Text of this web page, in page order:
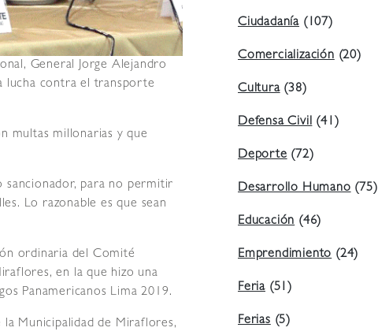
General Jorge Alejandro
lucha contra el transporte
multas millonarias y que
para no permitir
Lo razonable es que sean
ordinaria del Comité
en la que hizo una
Panamericanos Lima 2019.
Municipalidad de Miraflores,
Ciudadanía (107)
Comercialización(20)
Cultura(38)
Defensa Civil(41)
Deporte(72)
Desarrollo Humano(75)
Educación(46)
Emprendimiento(24)
Feria (51)
Ferias(5)